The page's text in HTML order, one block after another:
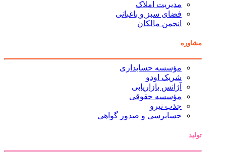
مدیریت املاک
فضای سبز و باغبانی
انجمن مالکان
مشاوره
مؤسسه حسابداری
شریک اودو
آژانس بازاریابی
مؤسسه حقوقی
جذب نیرو
حسابرسی و صدور گواهی
تولید